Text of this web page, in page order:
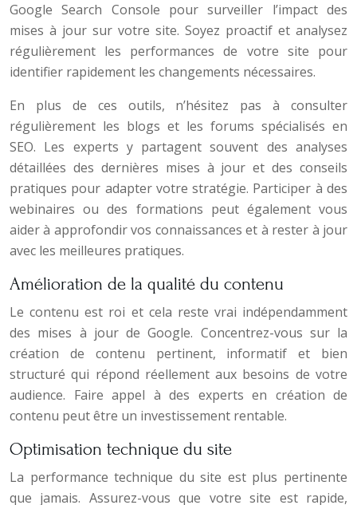
Google Search Console pour surveiller l’impact des
mises à jour sur votre site. Soyez proactif et analysez
régulièrement les performances de votre site pour
identifier rapidement les changements nécessaires.
En plus de ces outils, n’hésitez pas à consulter
régulièrement les blogs et les forums spécialisés en
SEO. Les experts y partagent souvent des analyses
détaillées des dernières mises à jour et des conseils
pratiques pour adapter votre stratégie. Participer à des
webinaires ou des formations peut également vous
aider à approfondir vos connaissances et à rester à jour
avec les meilleures pratiques.
Amélioration de la qualité du contenu
Le contenu est roi et cela reste vrai indépendamment
des mises à jour de Google. Concentrez-vous sur la
création de contenu pertinent, informatif et bien
structuré qui répond réellement aux besoins de votre
audience. Faire appel à des experts en création de
contenu peut être un investissement rentable.
Optimisation technique du site
La performance technique du site est plus pertinente
que jamais. Assurez-vous que votre site est rapide,